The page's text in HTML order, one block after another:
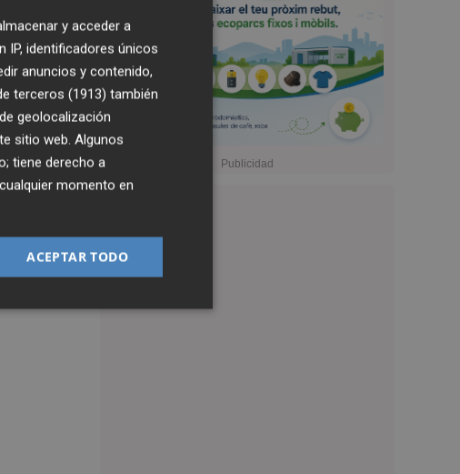
y acceder a
identificadores únicos
anuncios y contenido,
terceros (1913) también
geolocalización
sitio web. Algunos
tiene derecho a
momento en
ACEPTAR TODO